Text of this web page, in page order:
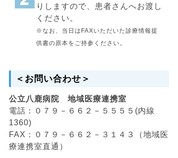
りしますので、患者さんへお渡し
ください。
※なお、当日はFAXいただいた診療情報提
供書の原本をご持参ください。
＜お問い合わせ＞
公立八鹿病院 地域医療連携室
電話：０７９－６６２－５５５５(内線
1360)
FAX：０７９－６６２－３１４３（地域医
療連携室直通）